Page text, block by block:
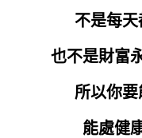
不是每天
也不是財富
所以你要
能處健